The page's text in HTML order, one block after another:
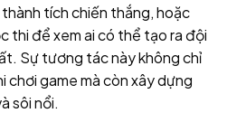
tích chiến thắng, hoặc
thi để xem ai có thể tạo ra đội
Sự tương tác này không chỉ
chơi game mà còn xây dựng
sôi nổi.